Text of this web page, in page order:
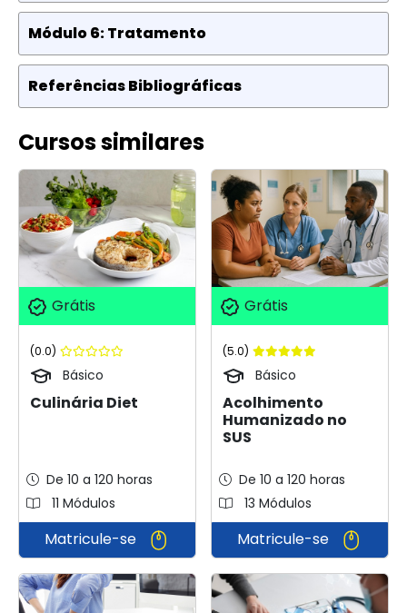
Módulo 6: Tratamento
Referências Bibliográficas
Cursos similares
Grátis
(0.0)
Básico
Culinária Diet
De 10 a 120 horas
11 Módulos
Matricule-se
Grátis
(5.0)
Básico
Acolhimento
Humanizado no
SUS
De 10 a 120 horas
13 Módulos
Matricule-se